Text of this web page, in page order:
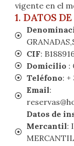
vigente en el
1. DATOS
CIF:
Domicilio :
Teléfono: +
Email:
Datos de
Mercantil: